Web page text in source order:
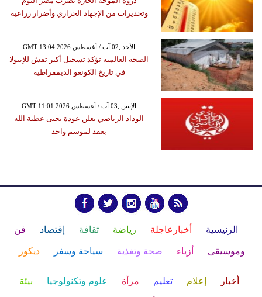
وتحذيرات من الإجهاد الحراري وأضرار زراعية
GMT 13:04 2026 الأحد ,02 آب / أغسطس
الصحة العالمية تؤكد تسجيل أكبر تفش للإيبولا
في تاريخ الكونغو الديمقراطية
GMT 11:01 2026 الإثنين ,03 آب / أغسطس
الوداد الرياضي يعلن عودة يحيى عطية الله
بعقد لموسم واحد
الرئيسية أخبارعاجلة رياضة ثقافة إقتصاد فن
وموسيقى أزياء صحة وتغذية سياحة وسفر ديكور
أخبار إعلام تعليم مرأة علوم وتكنولوجيا بيئة